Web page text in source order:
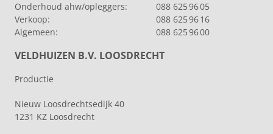
Onderhoud ahw/opleggers:
088 625 96 05
Verkoop:
088 625 96 16
Algemeen:
088 625 96 00
VELDHUIZEN B.V. LOOSDRECHT
Productie
Nieuw Loosdrechtsedijk 40
1231 KZ Loosdrecht